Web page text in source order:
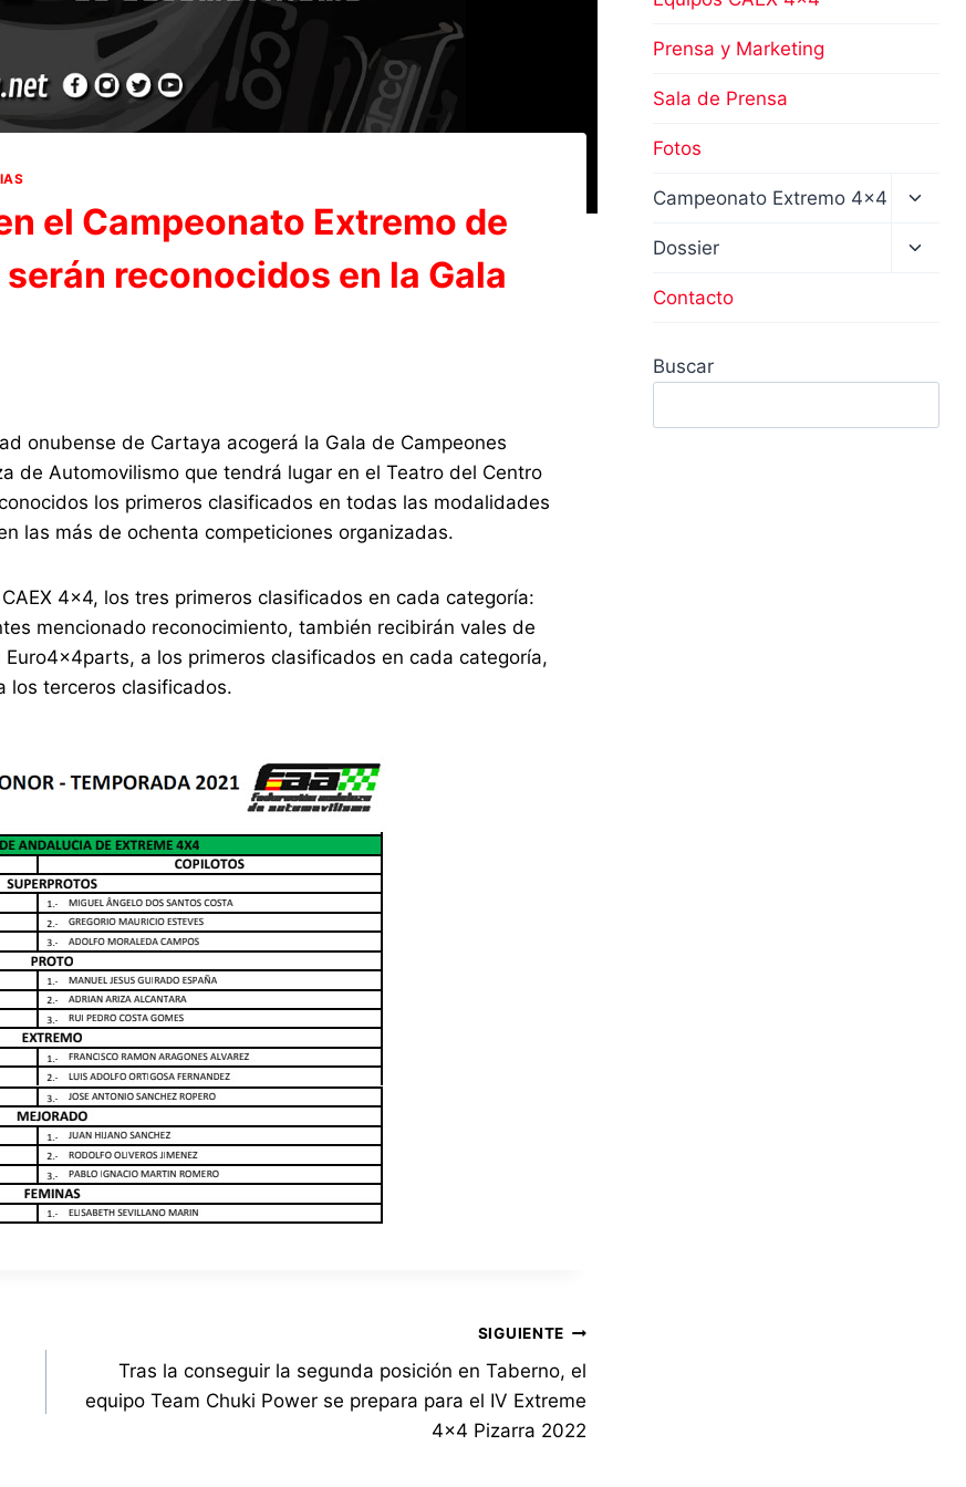
el Campeonato Extremo de
reconocidos en la Gala
onubense de Cartaya acogerá la Gala de Campeones
de Automovilismo que tendrá lugar en el Teatro del Centro
los primeros clasificados en todas las modalidades
las más de ochenta competiciones organizadas.
4×4, los tres primeros clasificados en cada categoría:
mencionado reconocimiento, también recibirán vales de
a los primeros clasificados en cada categoría,
los terceros clasificados.
SIGUIENTE
Tras la conseguir la segunda posición en Taberno, el
equipo Team Chuki Power se prepara para el IV Extreme
4×4 Pizarra 2022
Prensa y Marketing
Sala de Prensa
Fotos
Campeonato Extremo 4×4
hijo
Dossier
Contacto
Buscar